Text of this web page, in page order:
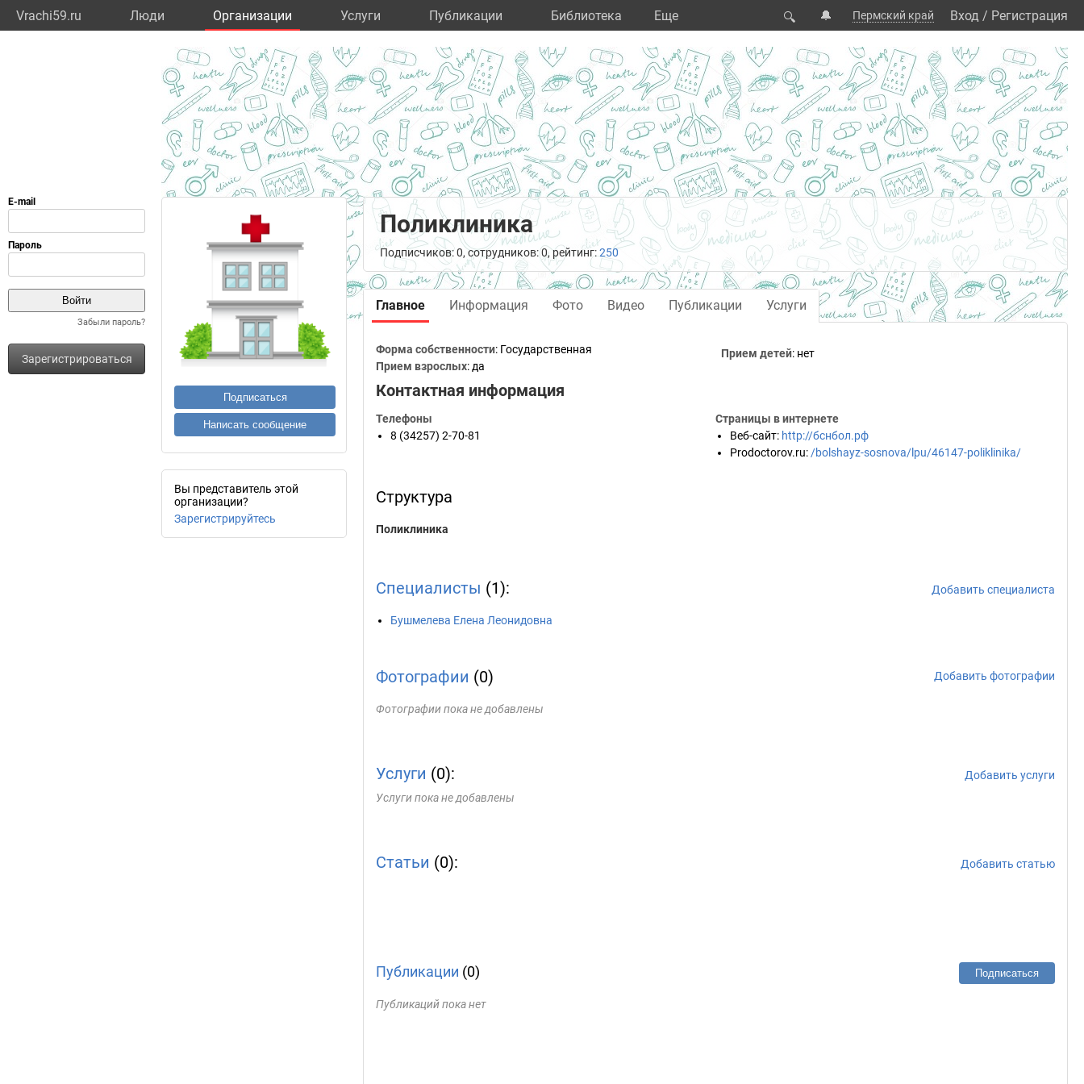
Vrachi59.ru Люди Организации Услуги Публикации Библиотека Eще 🔍 🔔 Пермский край Вход / Регистрация
Забыли пароль?
Зарегистрироваться
Подписаться
Написать сообщение
Вы представитель этой
организации?
Зарегистрируйтесь
Поликлиника
Подписчиков: 0, сотрудников: 0, рейтинг:250
Главное Информация Фото Видео Публикации Услуги
Форма собственности: Государственная
Прием взрослых: да
Прием детей: нет
Контактная информация
Телефоны
8 (34257) 2-70-81
Страницы в интернете
Веб-сайт: http://бснбол.рф
Prodoctorov.ru: /bolshayz-sosnova/lpu/46147-poliklinika/
Структура
Поликлиника
Специалисты (1): Добавить специалиста
Бушмелева Елена Леонидовна
Фотографии (0) Добавить фотографии
Фотографии пока не добавлены
Услуги (0):
Добавить услуги
Услуги пока не добавлены
Статьи (0): Добавить статью
Публикации (0) Подписаться
Публикаций пока нет